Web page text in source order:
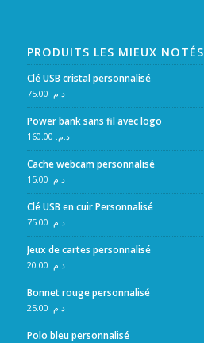
PRODUITS LES MIEUX NOTÉS
Clé USB cristal personnalisé
د.م.
Power bank sans fil avec logo
د.م.
Cache webcam personnalisé
د.م.
Clé USB en cuir Personnalisé
د.م.
Jeux de cartes personnalisé
د.م.
Bonnet rouge personnalisé
د.م.
Polo bleu personnalisé